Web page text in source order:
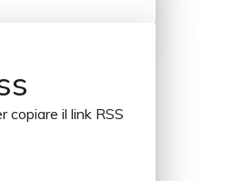
copiare il link RSS